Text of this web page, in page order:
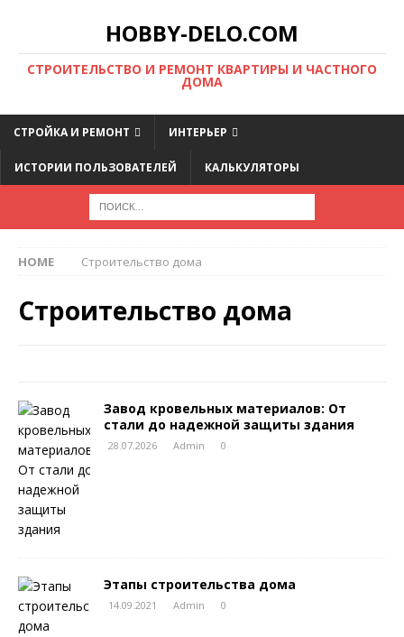
HOBBY-DELO.COM
CТРОИТЕЛЬСТВО И РЕМОНТ КВАРТИРЫ И ЧАСТНОГО
ДОМА
СТРОЙКА И РЕМОНТ ИНТЕРЬЕР
ИСТОРИИ ПОЛЬЗОВАТЕЛЕЙ КАЛЬКУЛЯТОРЫ
HOME Строительство дома
Строительство дома
Завод кровельных материалов: От
стали до надежной защиты здания
28.07.2026 Admin 0
Этапы строительства дома
14.09.2021 Admin 0